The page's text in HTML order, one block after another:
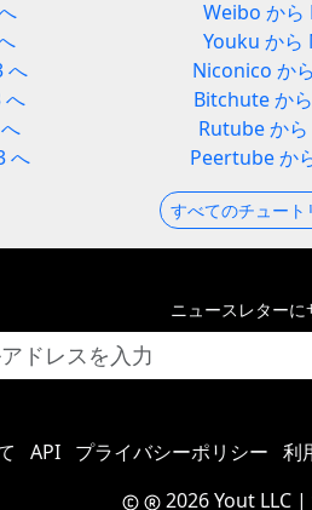
へ
へ
へ
Weibo から
Youku から
Niconico か
Bitchute か
Rutube か
Peertube か
すべてのチュート
ニュースレター
API プライバシーポリシー 利
2026 Yout LLC|